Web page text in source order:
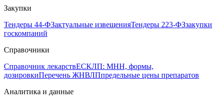
Закупки
Тендеры 44-ФЗактуальные извещенияТендеры 223-ФЗзакупки
госкомпаний
Справочники
Справочник лекарствЕСКЛП: МНН, формы,
дозировкиПеречень ЖНВЛПпредельные цены препаратов
Аналитика и данные